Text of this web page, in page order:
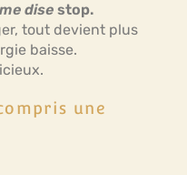
dise stop.
tout devient plus
baisse.
une